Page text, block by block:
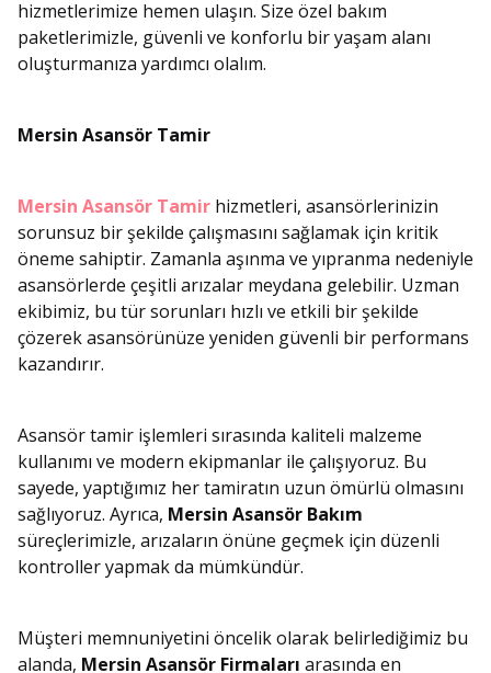
hizmetlerimize hemen ulaşın. Size özel bakım
paketlerimizle, güvenli ve konforlu bir yaşam alanı
oluşturmanıza yardımcı olalım.
Mersin Asansör Tamir
Mersin Asansör Tamir hizmetleri, asansörlerinizin
sorunsuz bir şekilde çalışmasını sağlamak için kritik
öneme sahiptir. Zamanla aşınma ve yıpranma nedeniyle
asansörlerde çeşitli arızalar meydana gelebilir. Uzman
ekibimiz, bu tür sorunları hızlı ve etkili bir şekilde
çözerek asansörünüze yeniden güvenli bir performans
kazandırır.
Asansör tamir işlemleri sırasında kaliteli malzeme
kullanımı ve modern ekipmanlar ile çalışıyoruz. Bu
sayede, yaptığımız her tamiratın uzun ömürlü olmasını
sağlıyoruz. Ayrıca, Mersin Asansör Bakım
süreçlerimizle, arızaların önüne geçmek için düzenli
kontroller yapmak da mümkündür.
Müşteri memnuniyetini öncelik olarak belirlediğimiz bu
alanda, Mersin Asansör Firmaları arasında en